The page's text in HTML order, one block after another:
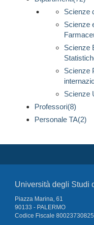
Scienze
Scienze
Scienze
Scienze
Scienze
Professori(8)
Personale TA(2)
Università degli Studi
Piazza Marina, 61
90133 - PALERMO
Codice Fiscale